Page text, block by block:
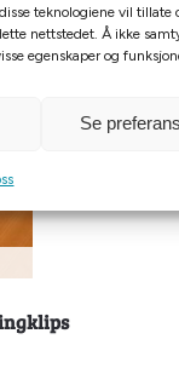
teknologiene vil tillate
nettstedet. Å ikke
egenskaper og
Se